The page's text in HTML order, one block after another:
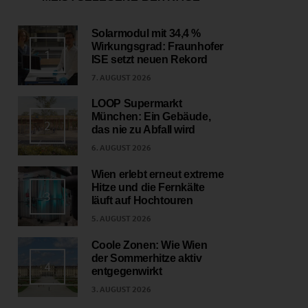
1
Solarmodul mit 34,4 %
Wirkungsgrad: Fraunhofer
ISE setzt neuen Rekord
7. AUGUST 2026
2
LOOP Supermarkt
München: Ein Gebäude,
das nie zu Abfall wird
6. AUGUST 2026
3
Wien erlebt erneut extreme
Hitze und die Fernkälte
läuft auf Hochtouren
5. AUGUST 2026
4
Coole Zonen: Wie Wien
der Sommerhitze aktiv
entgegenwirkt
3. AUGUST 2026